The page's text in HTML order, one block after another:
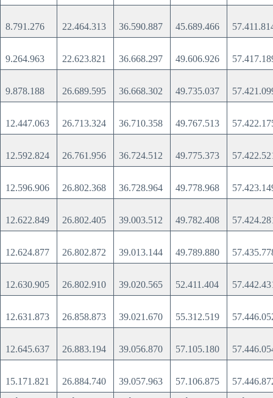
8.791.276 22.464.313 36.590.887 45.689.466
9.264.963 22.623.821 36.668.297 49.606.926
9.878.188 26.689.595 36.668.302 49.735.037
12.447.063 26.713.324 36.710.358 49.767.513
12.592.824 26.761.956 36.724.512 49.775.373
12.596.906 26.802.368 36.728.964 49.778.968
12.622.849 26.802.405 39.003.512 49.782.408
12.624.877 26.802.872 39.013.144 49.789.880
12.630.905 26.802.910 39.020.565 52.411.404
12.631.873 26.858.873 39.021.670 55.312.519
12.645.637 26.883.194 39.056.870 57.105.180
15.171.821 26.884.740 39.057.963 57.106.875